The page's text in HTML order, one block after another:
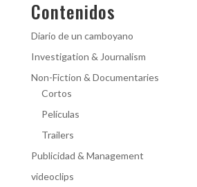
Contenidos
Diario de un camboyano
Investigation & Journalism
Non-Fiction & Documentaries
Cortos
Películas
Trailers
Publicidad & Management
videoclips